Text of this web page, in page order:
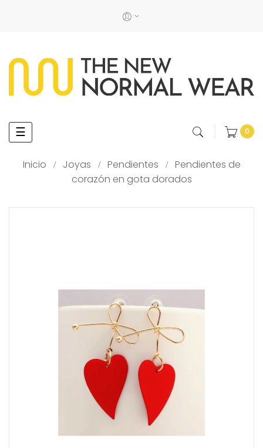
Navegación
de
☰ 0
Inicio Joyas Pendientes
Pendientes de
corazón en gota dorados